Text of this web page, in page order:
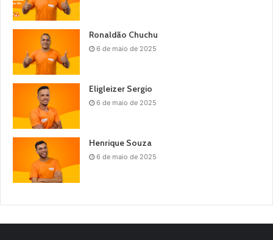
Ronaldão Chuchu
6 de maio de 2025
Eligleizer Sergio
6 de maio de 2025
Henrique Souza
6 de maio de 2025